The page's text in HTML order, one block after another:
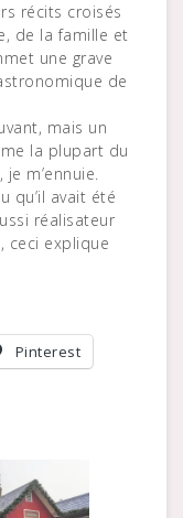
récits croisés
de la famille et
une grave
de
mais un
la plupart du
m’ennuie.
qu’il avait été
réalisateur
ceci explique
Pinterest